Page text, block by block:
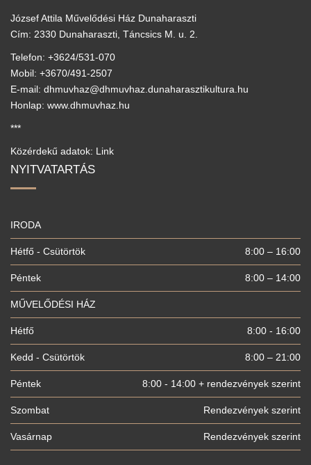
József Attila Művelődési Ház Dunaharaszti
Cím: 2330 Dunaharaszti, Táncsics M. u. 2.
Telefon: +3624/531-070
Mobil: +3670/491-2507
E-mail: dhmuvhaz@dhmuvhaz.dunaharasztikultura.hu
Honlap: www.dhmuvhaz.hu
***
Közérdekű adatok: Link
NYITVATARTÁS
IRODA
Hétfő - Csütörtök 8:00 – 16:00
Péntek 8:00 – 14:00
MŰVELŐDÉSI HÁZ
Hétfő 8:00 - 16:00
Kedd - Csütörtök 8:00 – 21:00
Péntek 8:00 - 14:00 + rendezvények szerint
Szombat Rendezvények szerint
Vasárnap Rendezvények szerint